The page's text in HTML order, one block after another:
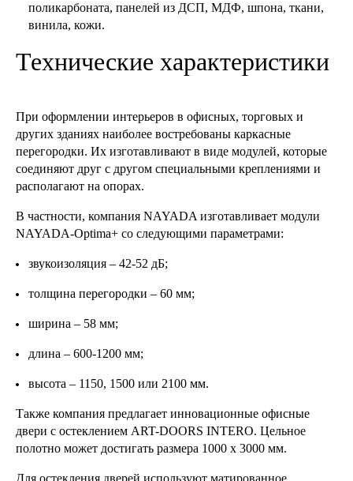
поликарбоната, панелей из ДСП, МДФ, шпона, ткани,
винила, кожи.
Технические характеристики
При оформлении интерьеров в офисных, торговых и
других зданиях наиболее востребованы каркасные
перегородки. Их изготавливают в виде модулей, которые
соединяют друг с другом специальными креплениями и
располагают на опорах.
В частности, компания NAYADA изготавливает модули
NAYADA-Optima+ со следующими параметрами:
звукоизоляция – 42-52 дБ;
толщина перегородки – 60 мм;
ширина – 58 мм;
длина – 600-1200 мм;
высота – 1150, 1500 или 2100 мм.
Также компания предлагает инновационные офисные
двери с остеклением ART-DOORS INTERO. Цельное
полотно может достигать размера 1000 х 3000 мм.
Для остекления дверей используют матированное,